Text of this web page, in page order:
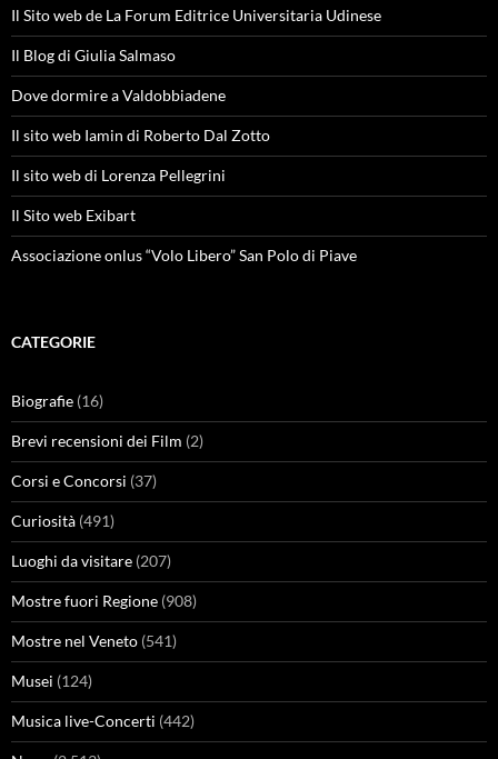
Il Sito web de La Forum Editrice Universitaria Udinese
Il Blog di Giulia Salmaso
Dove dormire a Valdobbiadene
Il sito web Iamin di Roberto Dal Zotto
Il sito web di Lorenza Pellegrini
Il Sito web Exibart
Associazione onlus “Volo Libero” San Polo di Piave
CATEGORIE
Biografie (16)
Brevi recensioni dei Film (2)
Corsi e Concorsi (37)
Curiosità (491)
Luoghi da visitare (207)
Mostre fuori Regione (908)
Mostre nel Veneto (541)
Musei (124)
Musica live-Concerti (442)